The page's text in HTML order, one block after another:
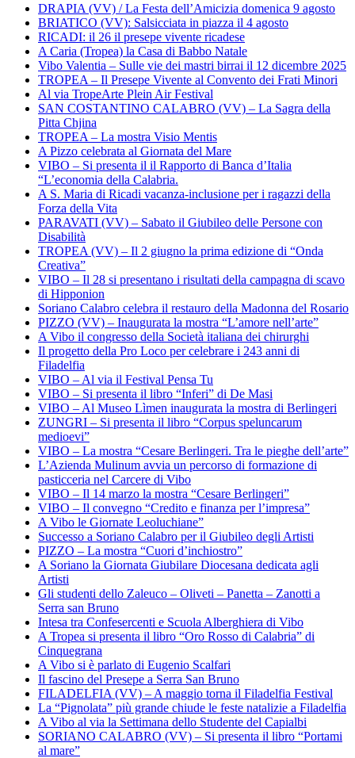
DRAPIA (VV) / La Festa dell’Amicizia domenica 9 agosto
BRIATICO (VV): Salsicciata in piazza il 4 agosto
RICADI: il 26 il presepe vivente ricadese
A Caria (Tropea) la Casa di Babbo Natale
Vibo Valentia – Sulle vie dei mastri birrai il 12 dicembre 2025
TROPEA – Il Presepe Vivente al Convento dei Frati Minori
Al via TropeArte Plein Air Festival
SAN COSTANTINO CALABRO (VV) – La Sagra della
Pitta Chjina
TROPEA – La mostra Visio Mentis
A Pizzo celebrata al Giornata del Mare
VIBO – Si presenta il il Rapporto di Banca d’Italia
“L’economia della Calabria.
A S. Maria di Ricadi vacanza-inclusione per i ragazzi della
Forza della Vita
PARAVATI (VV) – Sabato il Giubileo delle Persone con
Disabilità
TROPEA (VV) – Il 2 giugno la prima edizione di “Onda
Creativa”
VIBO – Il 28 si presentano i risultati della campagna di scavo
di Hipponion
Soriano Calabro celebra il restauro della Madonna del Rosario
PIZZO (VV) – Inaugurata la mostra “L’amore nell’arte”
A Vibo il congresso della Società italiana dei chirurghi
Il progetto della Pro Loco per celebrare i 243 anni di
Filadelfia
VIBO – Al via il Festival Pensa Tu
VIBO – Si presenta il libro “Inferi” di De Masi
VIBO – Al Museo Lìmen inaugurata la mostra di Berlingeri
ZUNGRI – Si presenta il libro “Corpus speluncarum
medioevi”
VIBO – La mostra “Cesare Berlingeri. Tra le pieghe dell’arte”
L’Azienda Mulinum avvia un percorso di formazione di
pasticceria nel Carcere di Vibo
VIBO – Il 14 marzo la mostra “Cesare Berlingeri”
VIBO – Il convegno “Credito e finanza per l’impresa”
A Vibo le Giornate Leoluchiane”
Successo a Soriano Calabro per il Giubileo degli Artisti
PIZZO – La mostra “Cuori d’inchiostro”
A Soriano la Giornata Giubilare Diocesana dedicata agli
Artisti
Gli studenti dello Zaleuco – Oliveti – Panetta – Zanotti a
Serra san Bruno
Intesa tra Confesercenti e Scuola Alberghiera di Vibo
A Tropea si presenta il libro “Oro Rosso di Calabria” di
Cinquegrana
A Vibo si è parlato di Eugenio Scalfari
Il fascino del Presepe a Serra San Bruno
FILADELFIA (VV) – A maggio torna il Filadelfia Festival
La “Pignolata” più grande chiude le feste natalizie a Filadelfia
A Vibo al via la Settimana dello Studente del Capialbi
SORIANO CALABRO (VV) – Si presenta il libro “Portami
al mare”